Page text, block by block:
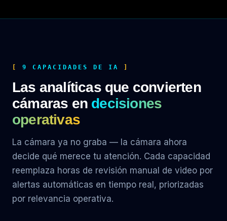
9 CAPACIDADES DE IA
Las analíticas que convierten
cámaras en decisiones
operativas
La cámara ya no graba — la cámara ahora
decide qué merece tu atención. Cada capacidad
reemplaza horas de revisión manual de video por
alertas automáticas en tiempo real, priorizadas
por relevancia operativa.